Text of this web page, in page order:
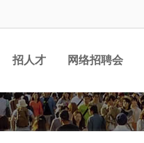
招人才 网络招聘会